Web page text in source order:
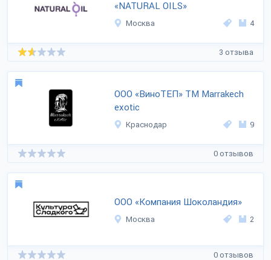
«NATURAL OILS»
Москва 4
3 отзыва
ООО «ВиноТЕП» ТМ Marrakech
exotic
Краснодар 9
0 отзывов
ООО «Компания Шоколандия»
Москва 2
0 отзывов